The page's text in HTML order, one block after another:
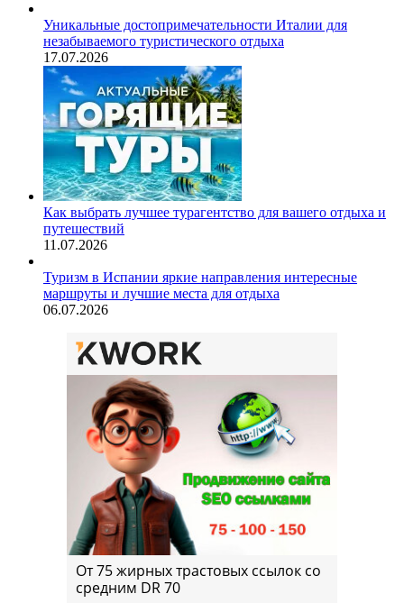
Уникальные достопримечательности Италии для
незабываемого туристического отдыха
17.07.2026
Как выбрать лучшее турагентство для вашего отдыха и
путешествий
11.07.2026
Туризм в Испании яркие направления интересные
маршруты и лучшие места для отдыха
06.07.2026